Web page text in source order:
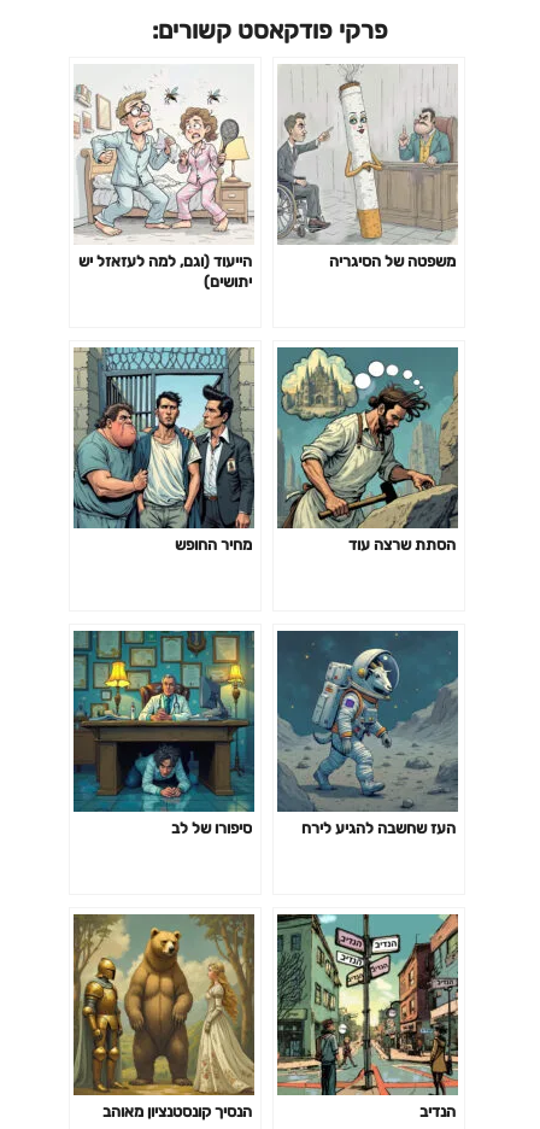
פרקי פודקאסט קשורים:
משפטה של הסיגריה
הייעוד (וגם, למה לעזאזל יש
יתושים)
הסתת שרצה עוד מחיר החופש
העז שחשבה להגיע לירח סיפורו של לב
הנדיב הנסיך קונסטנציון מאוהב